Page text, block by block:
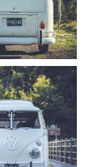
Sep 12
3